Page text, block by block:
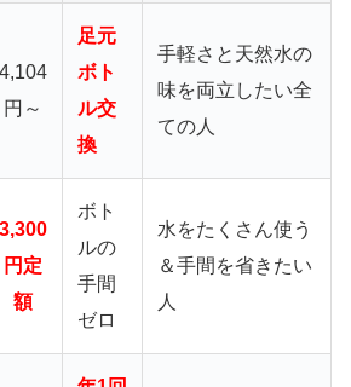
4,104
円～
足元
ボト
ル交
換
手軽さと天然水の
味を両立したい全
ての人
3,300
円定
額
ボト
ルの
手間
ゼロ
水をたくさん使う
＆手間を省きたい
人